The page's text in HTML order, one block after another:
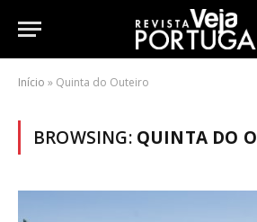
Início » Quinta do Outeiro
BROWSING: QUINTA DO